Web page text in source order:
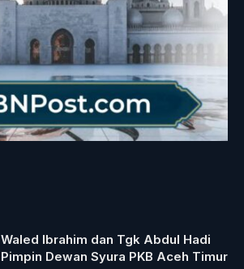
Waled Ibrahim dan Tgk Abdul Hadi
Pimpin Dewan Syura PKB Aceh Timur